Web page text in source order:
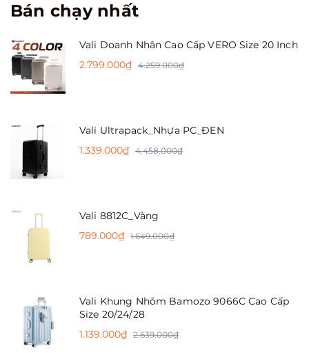
Bán chạy nhất
Vali Doanh Nhân Cao Cấp VERO Size 20 Inch
2.799.000₫ 4.259.000₫
Vali Ultrapack_Nhựa PC_ĐEN
1.339.000₫ 4.458.000₫
Vali 8812C_Vàng
789.000₫ 1.649.000₫
Vali Khung Nhôm Bamozo 9066C Cao Cấp
Size 20/24/28
1.139.000₫ 2.639.000₫